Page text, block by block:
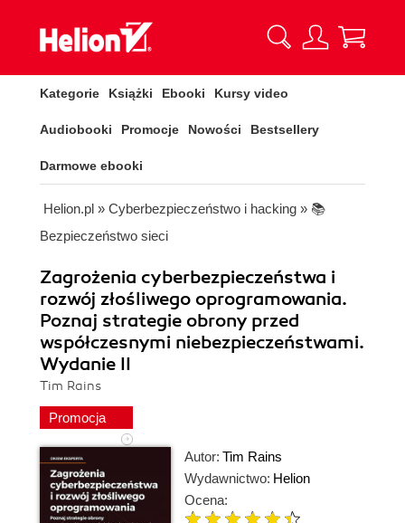
Kategorie Książki Ebooki Kursy video
Audiobooki Promocje Nowości Bestsellery
Darmowe ebooki
Helion.pl » Cyberbezpieczeństwo i hacking » 📚
Bezpieczeństwo sieci
Zagrożenia cyberbezpieczeństwa i
rozwój złośliwego oprogramowania.
Poznaj strategie obrony przed
współczesnymi niebezpieczeństwami.
Wydanie II
Tim Rains
Promocja
Autor: Tim Rains
Wydawnictwo: Helion
Ocena: